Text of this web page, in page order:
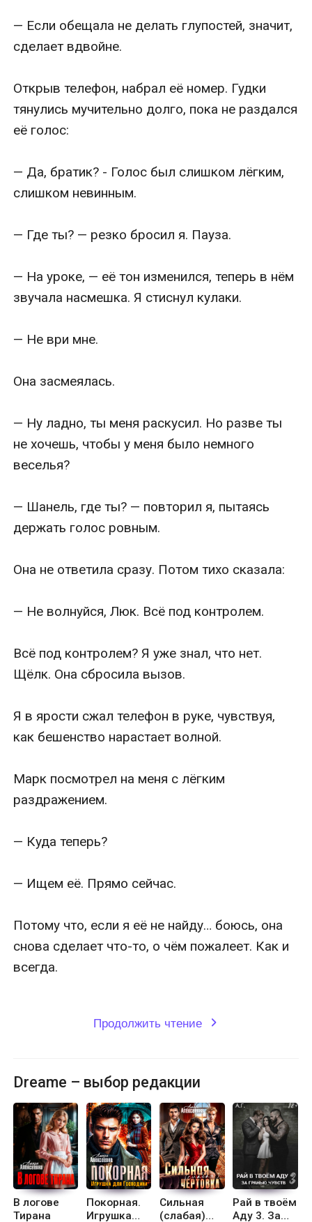
— Если обещала не делать глупостей, значит,
сделает вдвойне.
Открыв телефон, набрал её номер. Гудки
тянулись мучительно долго, пока не раздался
её голос:
— Да, братик? - Голос был слишком лёгким,
слишком невинным.
— Где ты? — резко бросил я. Пауза.
— На уроке, — её тон изменился, теперь в нём
звучала насмешка. Я стиснул кулаки.
— Не ври мне.
Она засмеялась.
— Ну ладно, ты меня раскусил. Но разве ты
не хочешь, чтобы у меня было немного
веселья?
— Шанель, где ты? — повторил я, пытаясь
держать голос ровным.
Она не ответила сразу. Потом тихо сказала:
— Не волнуйся, Люк. Всё под контролем.
Всё под контролем? Я уже знал, что нет.
Щёлк. Она сбросила вызов.
Я в ярости сжал телефон в руке, чувствуя,
как бешенство нарастает волной.
Марк посмотрел на меня с лёгким
раздражением.
— Куда теперь?
— Ищем её. Прямо сейчас.
Потому что, если я её не найду… боюсь, она
снова сделает что-то, о чём пожалеет. Как и
всегда.
Продолжить чтение expand_more
Dreame – выбор редакции
В логове
Тирана
Покорная.
Игрушка
Сильная
(слабая)
Рай в твоём
Аду 3. За